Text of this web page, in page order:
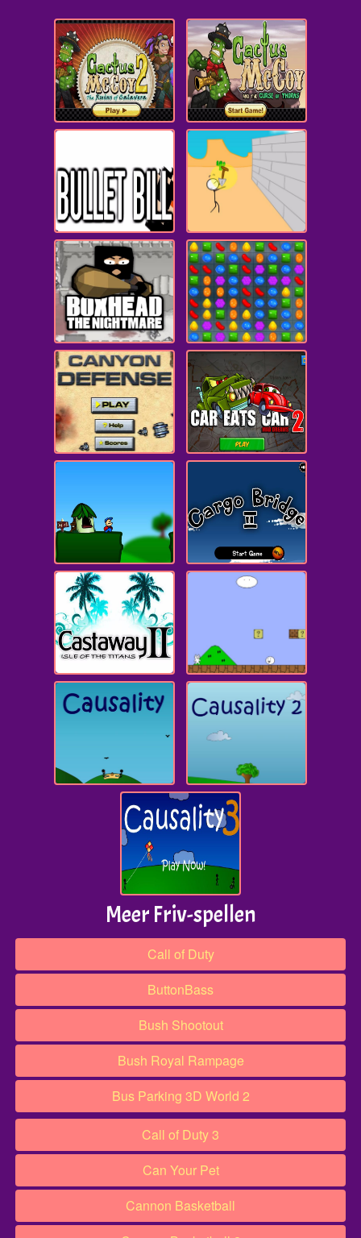
Meer Friv-spellen
Call of Duty
ButtonBass
Bush Shootout
Bush Royal Rampage
Bus Parking 3D World 2​​​
Call of Duty 3
Can Your Pet
Cannon Basketball